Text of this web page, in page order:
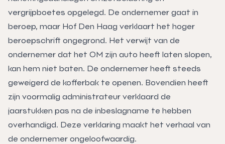
vergrijpboetes opgelegd. De ondernemer gaat in
beroep, maar Hof Den Haag verklaart het hoger
beroepschrift ongegrond. Het verwijt van de
ondernemer dat het OM zijn auto heeft laten slopen,
kan hem niet baten. De ondernemer heeft steeds
geweigerd de kofferbak te openen. Bovendien heeft
zijn voormalig administrateur verklaard de
jaarstukken pas na de inbeslagname te hebben
overhandigd. Deze verklaring maakt het verhaal van
de ondernemer ongeloofwaardig.